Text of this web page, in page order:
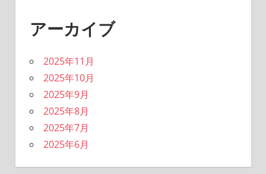
アーカイブ
2025年11月
2025年10月
2025年9月
2025年8月
2025年7月
2025年6月